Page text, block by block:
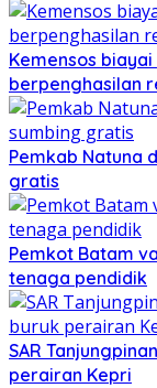
Kemensos
berpenghasilan
Pemkab Natuna
gratis
Pemkot Batam
tenaga pendidik
SAR
perairan Kepri